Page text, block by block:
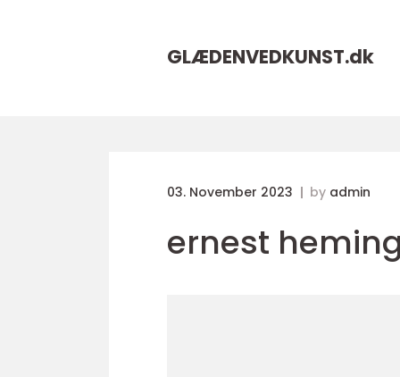
GLÆDENVEDKUNST.dk
03. November 2023 by admin
ernest